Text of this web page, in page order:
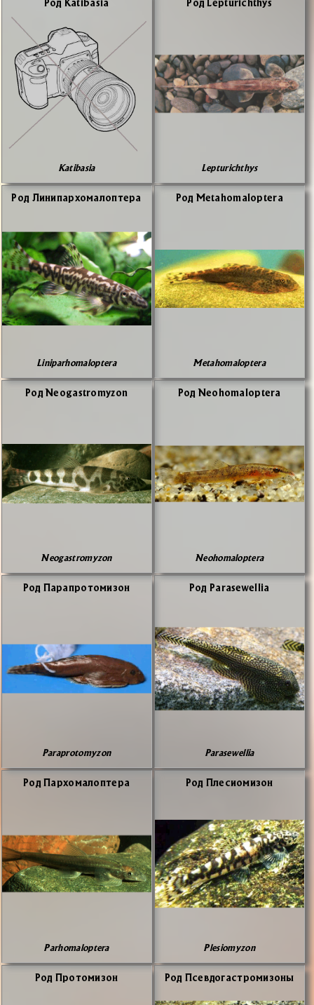
Род Katibasia
Katibasia
Род Lepturichthys
Lepturichthys
Род Ли­ни­пар­хо­ма­ло­пте­ра
Liniparhomaloptera
Род Metahomaloptera
Metahomaloptera
Род Neogastromyzon
Neogastromyzon
Род Neohomaloptera
Neohomaloptera
Род Па­ра­про­то­ми­зон
Paraprotomyzon
Род Parasewellia
Parasewellia
Род Пар­хо­ма­ло­пте­ра
Parhomaloptera
Род Пле­си­о­ми­зон
Plesiomyzon
Род Про­то­ми­зон Род Псев­до­га­стро­ми­зо­ны